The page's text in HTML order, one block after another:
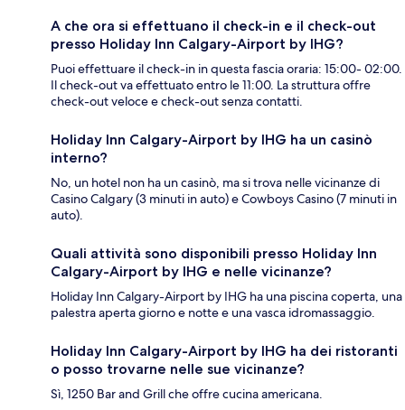
A che ora si effettuano il check-in e il check-out
presso Holiday Inn Calgary-Airport by IHG?
Puoi effettuare il check-in in questa fascia oraria: 15:00- 02:00.
Il check-out va effettuato entro le 11:00. La struttura offre
check-out veloce e check-out senza contatti.
Holiday Inn Calgary-Airport by IHG ha un casinò
interno?
No, un hotel non ha un casinò, ma si trova nelle vicinanze di
Casino Calgary (3 minuti in auto) e Cowboys Casino (7 minuti in
auto).
Quali attività sono disponibili presso Holiday Inn
Calgary-Airport by IHG e nelle vicinanze?
Holiday Inn Calgary-Airport by IHG ha una piscina coperta, una
palestra aperta giorno e notte e una vasca idromassaggio.
Holiday Inn Calgary-Airport by IHG ha dei ristoranti
o posso trovarne nelle sue vicinanze?
Sì, 1250 Bar and Grill che offre cucina americana.